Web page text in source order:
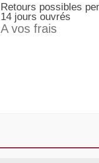
Retours possibles
14 jours ouvrés
A vos frais